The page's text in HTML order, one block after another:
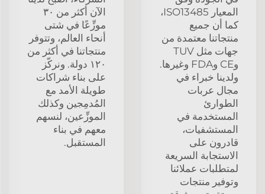
المعيار ISO13485،
كما أن جميع
منتجاتنا معتمدة من
جهات مثل TUV
وCE وFDA وغيرها.
ولدينا خبراء في
مجال عربات
الطوارئ
المستخدمة في
المستشفيات،
قادرون على
الاستجابة السريعة
لمتطلبات عملائنا
وتوفير منتجات
الآن أكثر من ٣٠
موزِّعًا في شتى
أنحاء العالم، وتتوفر
منتجاتنا في أكثر من
١٢٠ دولة. ونركّز
على بناء شراكات
طويلة الأمد مع
المُدمِجين وكذلك
الموزِّعين، لنسهم
معهم في بناء
المستقبل.